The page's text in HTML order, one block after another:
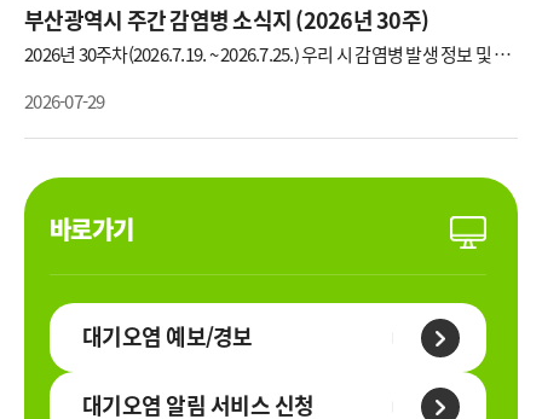
추억을 만들어 보세요!* 자세한 내용 보기 클릭
부산광역시 주간 감염병 소식지 (2026년 30주)
2026년 30주차(2026.7.19. ~ 2026.7.25.) 우리 시 감염병 발생 정보 및 금
주의 소식 [E형간염]에 관한 자료입니다.(출처: 부산광역시 감염병관리
지원단)
2026-07-29
바로가기
대기오염 예보/경보
대기오염 알림 서비스 신청